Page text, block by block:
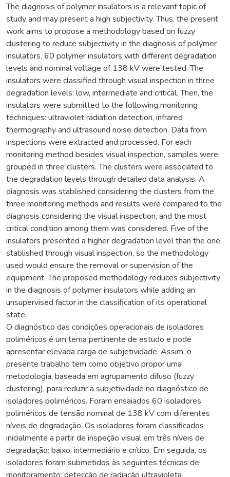
The diagnosis of polymer insulators is a relevant topic of
study and may present a high subjectivity. Thus, the present
work aims to propose a methodology based on fuzzy
clustering to reduce subjectivity in the diagnosis of polymer
insulators. 60 polymer insulators with different degradation
levels and nominal voltage of 138 kV were tested. The
insulators were classified through visual inspection in three
degradation levels: low, intermediate and critical. Then, the
insulators were submitted to the following monitoring
techniques: ultraviolet radiation detection, infrared
thermography and ultrasound noise detection. Data from
inspections were extracted and processed. For each
monitoring method besides visual inspection, samples were
grouped in three clusters. The clusters were associated to
the degradation levels through detailed data analysis. A
diagnosis was stablished considering the clusters from the
three monitoring methods and results were compared to the
diagnosis considering the visual inspection, and the most
critical condition among them was considered. Five of the
insulators presented a higher degradation level than the one
stablished through visual inspection, so the methodology
used would ensure the removal or supervision of the
equipment. The proposed methodology reduces subjectivity
in the diagnosis of polymer insulators while adding an
unsupervised factor in the classification of its operational
state.
O diagnóstico das condições operacionais de isoladores
poliméricos é um tema pertinente de estudo e pode
apresentar elevada carga de subjetividade. Assim, o
presente trabalho tem como objetivo propor uma
metodologia, baseada em agrupamento difuso (fuzzy
clustering), para reduzir a subjetividade no diagnóstico de
isoladores poliméricos. Foram ensaiados 60 isoladores
poliméricos de tensão nominal de 138 kV com diferentes
níveis de degradação. Os isoladores foram classificados
inicialmente a partir de inspeção visual em três níveis de
degradação: baixo, intermediário e crítico. Em seguida, os
isoladores foram submetidos às seguintes técnicas de